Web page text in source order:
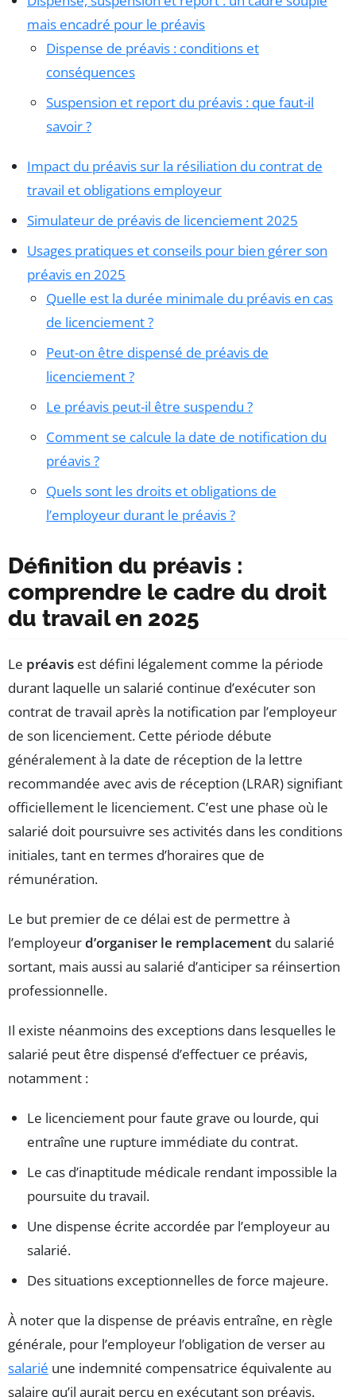
mais encadré pour le préavis
Dispense de préavis : conditions et
conséquences
Suspension et report du préavis : que faut-il
savoir ?
Impact du préavis sur la résiliation du contrat de
travail et obligations employeur
Simulateur de préavis de licenciement 2025
Usages pratiques et conseils pour bien gérer son
préavis en 2025
Quelle est la durée minimale du préavis en cas
de licenciement ?
Peut-on être dispensé de préavis de
licenciement ?
Le préavis peut-il être suspendu ?
Comment se calcule la date de notification du
préavis ?
Quels sont les droits et obligations de
l’employeur durant le préavis ?
Définition du préavis :
comprendre le cadre du droit
du travail en 2025
Le préavis est défini légalement comme la période
durant laquelle un salarié continue d’exécuter son
contrat de travail après la notification par l’employeur
de son licenciement. Cette période débute
généralement à la date de réception de la lettre
recommandée avec avis de réception (LRAR) signifiant
officiellement le licenciement. C’est une phase où le
salarié doit poursuivre ses activités dans les conditions
initiales, tant en termes d’horaires que de
rémunération.
Le but premier de ce délai est de permettre à
l’employeurd’organiser le remplacement du salarié
sortant, mais aussi au salarié d’anticiper sa réinsertion
professionnelle.
Il existe néanmoins des exceptions dans lesquelles le
salarié peut être dispensé d’effectuer ce préavis,
notamment :
Le licenciement pour faute grave ou lourde, qui
entraîne une rupture immédiate du contrat.
Le cas d’inaptitude médicale rendant impossible la
poursuite du travail.
Une dispense écrite accordée par l’employeur au
salarié.
Des situations exceptionnelles de force majeure.
À noter que la dispense de préavis entraîne, en règle
générale, pour l’employeur l’obligation de verser au
salarié une indemnité compensatrice équivalente au
salaire qu’il aurait perçu en exécutant son préavis.